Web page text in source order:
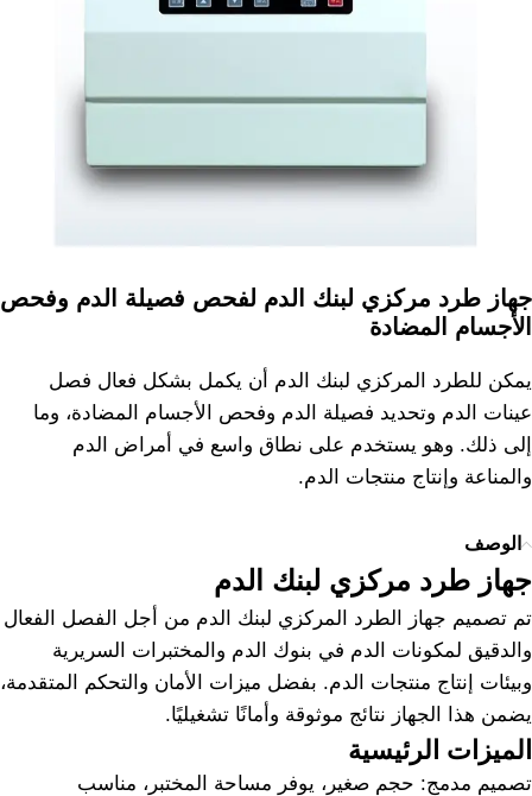
جهاز طرد مركزي لبنك الدم لفحص فصيلة الدم وفحص
الأجسام المضادة
يمكن للطرد المركزي لبنك الدم أن يكمل بشكل فعال فصل
عينات الدم وتحديد فصيلة الدم وفحص الأجسام المضادة، وما
إلى ذلك. وهو يستخدم على نطاق واسع في أمراض الدم
والمناعة وإنتاج منتجات الدم.
الوصف
جهاز طرد مركزي لبنك الدم
تم تصميم جهاز الطرد المركزي لبنك الدم من أجل الفصل الفعال
والدقيق لمكونات الدم في بنوك الدم والمختبرات السريرية
وبيئات إنتاج منتجات الدم. بفضل ميزات الأمان والتحكم المتقدمة،
يضمن هذا الجهاز نتائج موثوقة وأمانًا تشغيليًا.
الميزات الرئيسية
تصميم مدمج: حجم صغير، يوفر مساحة المختبر، مناسب